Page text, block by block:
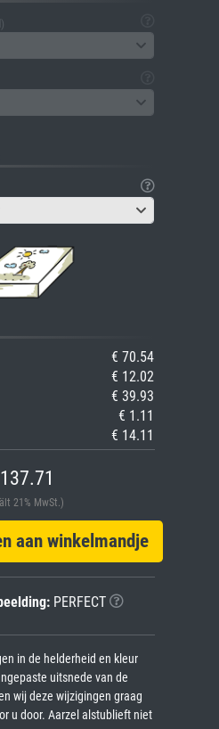
€ 70.54
€ 12.02
€ 39.93
€ 1.11
€ 14.11
21% MwSt.)
aan winkelmandje
PERFECT
in de helderheid en kleur
uitsnede van de
wij deze wijzigingen graag
u door. Aarzel alstublieft niet